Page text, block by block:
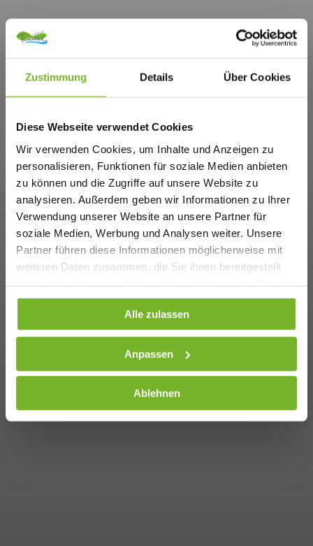
Zustimmung Details Über Cookies
Diese Webseite verwendet Cookies
Wir verwenden Cookies, um Inhalte und Anzeigen zu
personalisieren, Funktionen für soziale Medien anbieten
zu können und die Zugriffe auf unsere Website zu
analysieren. Außerdem geben wir Informationen zu Ihrer
Verwendung unserer Website an unsere Partner für
soziale Medien, Werbung und Analysen weiter. Unsere
Partner führen diese Informationen möglicherweise mit
weiteren Daten zusammen, die Sie ihnen bereitgestellt
gesammelt haben. Weitere Informationen finden Sie auf
DatenschutzseiteAlle zulassen
Anpassen
Ablehnen